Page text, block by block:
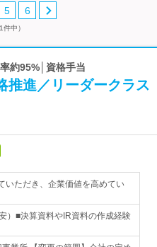
5 6
中）
約95%│資格手当
推進／リーダークラス
いただき、企業価値を高めてい
）■決算資料やIR資料の作成経験